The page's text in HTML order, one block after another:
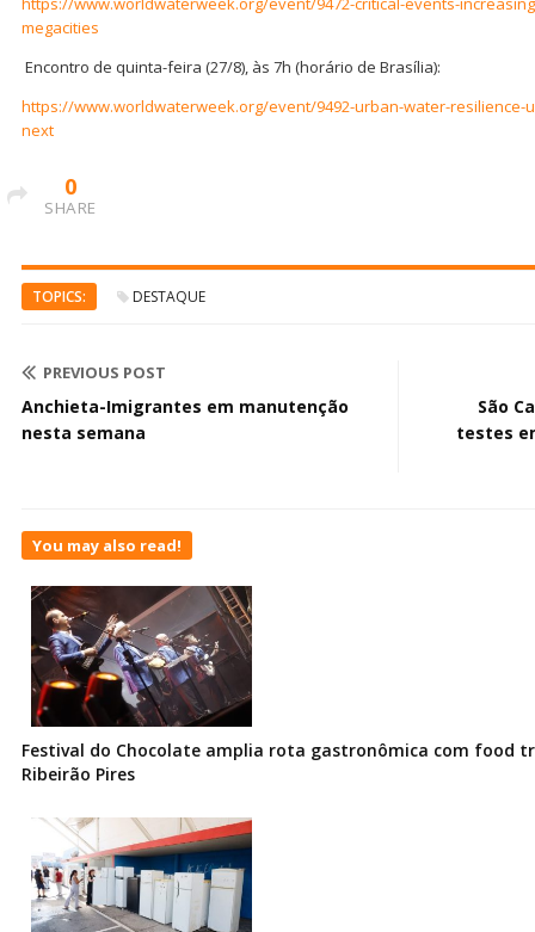
megacities
Encontro de quinta-feira (27/8), às 7h (horário de Brasília):
https://www.worldwaterweek.org/event/9492-urban-water-resilience-
next
0
SHARE
TOPICS: DESTAQUE
PREVIOUS POST
Anchieta-Imigrantes em manutenção
nesta semana
São
testes
You may also read!
Festival do Chocolate amplia rota gastronômica com food
Ribeirão Pires